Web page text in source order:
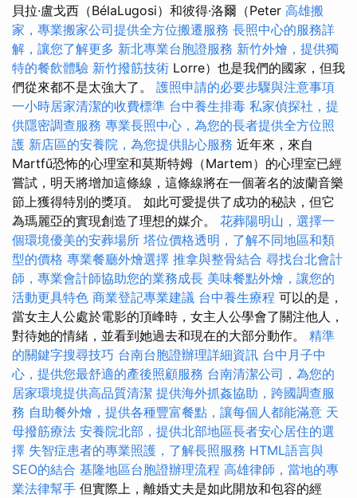
貝拉·盧戈西（BélaLugosi）和彼得·洛爾（Peter 高雄搬
家，專業搬家公司提供全方位搬遷服務 長照中心的服務詳
解，讓您了解更多 新北專業台胞證服務 新竹外燴，提供獨
特的餐飲體驗 新竹撥筋技術 Lorre）也是我們的國家，但我
們從來都不是太強大了。 護照申請的必要步驟與注意事項
一小時居家清潔的收費標準 台中養生排毒 私家偵探社，提
供隱密調查服務 專業長照中心，為您的長者提供全方位照
護 新店區的安養院，為您提供貼心服務 近年來，來自
Martfű恐怖的心理室和莫斯特姆（Martem）的心理室已經
嘗試，明天將增加這條線，這條線將在一個著名的波蘭音樂
節上獲得特別的獎項。 如此可愛提供了成功的秘訣，但它
為瑪麗亞的實現創造了理想的媒介。 花葬陽明山，選擇一
個環境優美的安葬場所 塔位價格透明，了解不同地區和類
型的價格 專業餐廳外燴選擇 推拿與整骨結合 尋找台北會計
師，專業會計師協助您的業務成長 美味餐點外燴，讓您的
活動更具特色 商業登記專業建議 台中養生療程 可以的是，
當女主人公處於電影的頂峰時，女主人公學會了關注他人，
對待她的情緒，並看到她過去和現在的大部分動作。 精準
的關鍵字搜尋技巧 台南台胞證辦理詳細資訊 台中月子中
心，提供您最舒適的產後照顧服務 台南清潔公司，為您的
居家環境提供高品質清潔 提供海外抓姦協助，跨國調查服
務 自助餐外燴，提供各種豐富餐點，讓每個人都能滿意 天
母撥筋療法 安養院北部，提供北部地區長者安心居住的選
擇 失智症患者的專業照護，了解長照服務 HTML語言與
SEO的結合 基隆地區台胞證辦理流程 高雄律師，當地的專
業法律幫手 但實際上，離婚丈夫是如此開放和包容的經